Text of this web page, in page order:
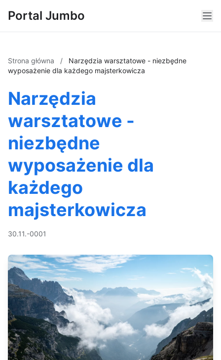
Portal Jumbo
Strona główna /
Narzędzia warsztatowe - niezbędne
wyposażenie dla każdego majsterkowicza
Narzędzia
warsztatowe -
niezbędne
wyposażenie dla
każdego
majsterkowicza
30.11.-0001